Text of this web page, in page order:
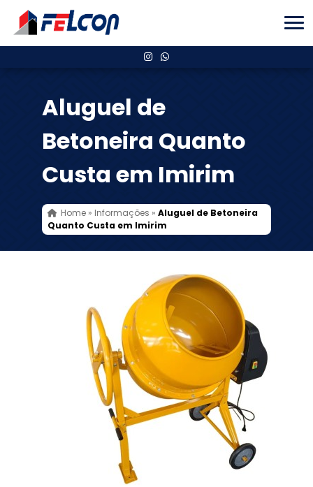
Aluguel de
Betoneira Quanto
Custa em Imirim
Home» Informações » Aluguel de Betoneira
Quanto Custa em Imirim